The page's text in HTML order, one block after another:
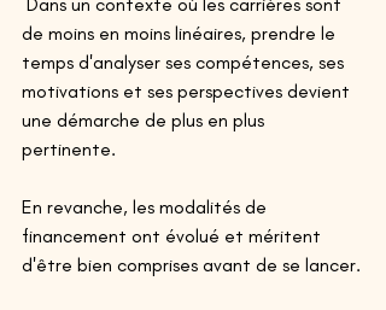
de moins en moins linéaires, prendre le
temps d'analyser ses compétences, ses
motivations et ses perspectives devient
une démarche de plus en plus
pertinente.
En revanche, les modalités de
financement ont évolué et méritent
d'être bien comprises avant de se lancer.